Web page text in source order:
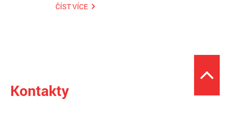
ČÍST VÍCE
Kontakty